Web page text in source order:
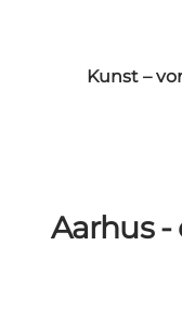
Kunst –
Aarhus -